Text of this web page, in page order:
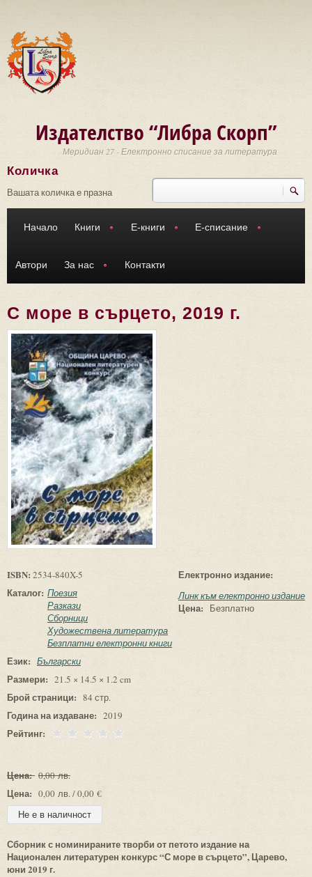
Издателство “Либра Скорп”
Меридиан 27 - Електронно списание за литература
Търси
Количка
Вашата количка е празна
Начало Книги Е-книги Е-списание
Автори За нас Контакти
С море в сърцето, 2019 г.
ISBN: 2534-840X-5
Каталог: Поезия
Разкази
Сборници
Художествена литература
Безплатни електронни книги
Език: Български
Размери: 21.5 × 14.5 × 1.2 cm
Брой страници: 84 стр.
Година на издаване: 2019
Рейтинг:
Цена: 0,00 лв.
Цена: 0,00 лв. / 0,00 €
Електронно издание:
Линк към електронно издание
Цена: Безплатно
Сборник с номинираните творби от петото издание на
Национален литературен конкурс “С море в сърцето”, Царево,
юни 2019 г.